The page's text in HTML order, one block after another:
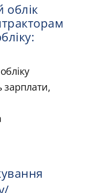
облік
зарплати,